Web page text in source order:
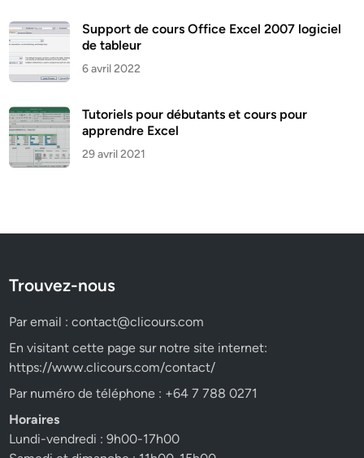
Support de cours Office Excel 2007 logiciel
de tableur
6 avril 2022
Tutoriels pour débutants et cours pour
apprendre Excel
29 avril 2021
Trouvez-nous
Par email :contact@clicours.com
En visitant cette page sur notre site internet:
https://www.clicours.com/contact/
Par numéro de téléphone : +64 7 788 0271
Horaires
Lundi-vendredi : 9h00-17h00